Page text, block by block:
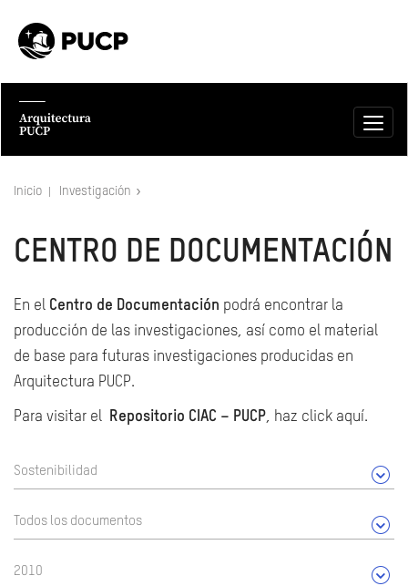
Inicio Investigación
CENTRO DE DOCUMENTACIÓN
En el Centro de Documentación podrá encontrar la
producción de las investigaciones, así como el material
de base para futuras investigaciones producidas en
Arquitectura PUCP.
Para visitar el Repositorio CIAC – PUCP, haz click aquí.
Sostenibilidad
Todos los documentos
2010